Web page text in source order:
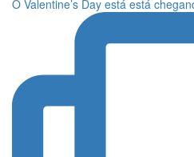
O Valentine’s Day está está